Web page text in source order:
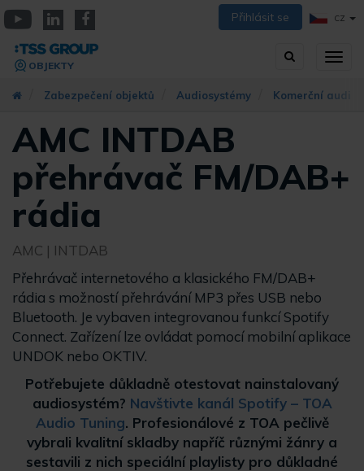
Přejít
k
hlavnímu
obsahu
Přihlásit se CZ
Vyhledávání
OBJEKTY
Zabezpečení objektů Audiosystémy Komerční audio
AMC INTDAB
přehrávač FM/DAB+
rádia
AMC | INTDAB
Přehrávač internetového a klasického FM/DAB+
rádia s možností přehrávání MP3 přes USB nebo
Bluetooth. Je vybaven integrovanou funkcí Spotify
Connect. Zařízení lze ovládat pomocí mobilní aplikace
UNDOK nebo OKTIV.
Potřebujete důkladně otestovat nainstalovaný
audiosystém? Navštivte kanál Spotify – TOA
Audio Tuning. Profesionálové z TOA pečlivě
vybrali kvalitní skladby napříč různými žánry a
sestavili z nich speciální playlisty pro důkladné